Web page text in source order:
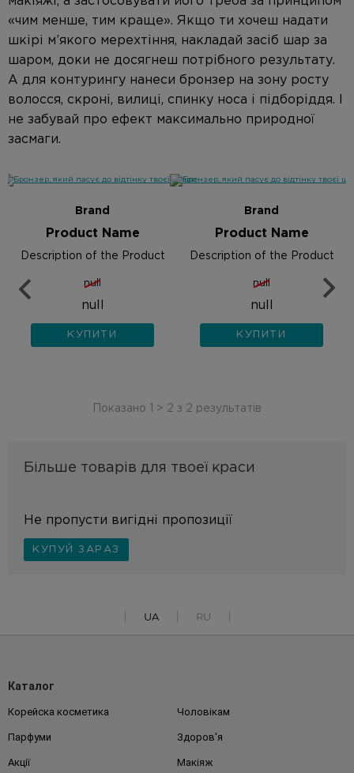
«чим менше, тим краще». Якщо ти хочеш надати
шкірі м’якого мерехтіння, накладай засіб шар за
шаром, доки не досягнеш потрібного результату.
А для контурингу нанеси бронзер на зону росту
волосся, скроні, вилиці, спинку носа і підборіддя. І
не забувай про ефект максимально природної
засмаги.
Brand
Product Name
Description of the Product
null
null
КУПИТИ
Brand
Product Name
Description of the Product
null
null
КУПИТИ
Показано > 2 з 2 результатів
Більше товарів для твоеї краси
Не пропусти вигідні пропозиції
КУПУЙ ЗАРАЗ
UA RU
Каталог
Корейска косметика Чоловікам
Парфуми Здоров'я
Акції Макіяж